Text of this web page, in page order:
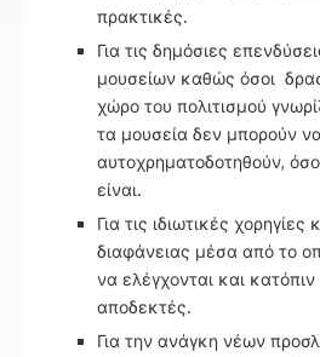
πρακτικές.
Για τις δημόσιες
μουσείων καθώς όσοι
χώρο του πολιτισμού
τα μουσεία δεν μπορούν να
αυτοχρηματοδοτηθούν,
είναι.
Για τις ιδιωτικές χορηγίες
διαφάνειας μέσα από το
να ελέγχονται και κατόπιν
αποδεκτές.
Για την ανάγκη νέων